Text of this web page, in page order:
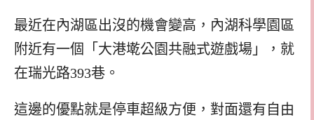
最近在內湖區出沒的機會變高，內湖科學園區
附近有一個「大港墘公園共融式遊戲場」，就
在瑞光路393巷。
這邊的優點就是停車超級方便，對面還有自由